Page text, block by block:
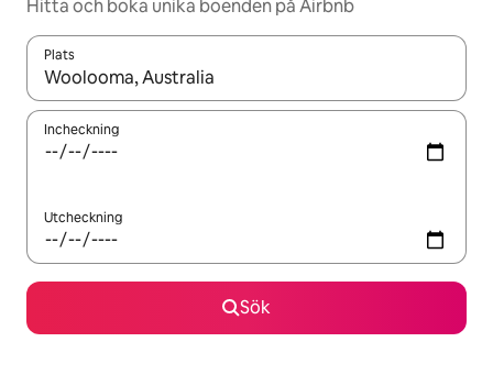
Hitta och boka unika boenden på Airbnb
Plats
När resultaten är tillgängliga kan du navigera med upp- och
Incheckning
Utcheckning
Sök